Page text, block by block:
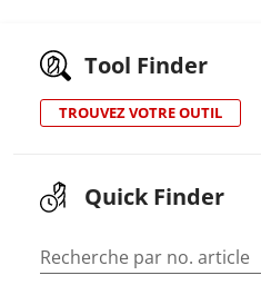
Tool Finder
TROUVEZ VOTRE OUTIL
Quick Finder
Recherche par no. article